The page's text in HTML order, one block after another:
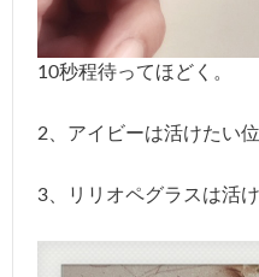
10秒程待ってほどく。
2、アイビーは活けたい
3、リリオペグラスは活